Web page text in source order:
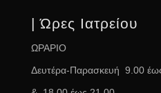
| Ώρες Ιατρείου
ΩΡΑΡΙΟ
Δευτέρα-Παρασκευή 9.00